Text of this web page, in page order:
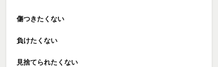
傷つきたくない
負けたくない
見捨てられたくない